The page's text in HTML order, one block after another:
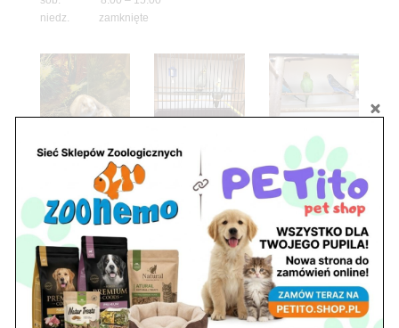
niedz. zamknięte